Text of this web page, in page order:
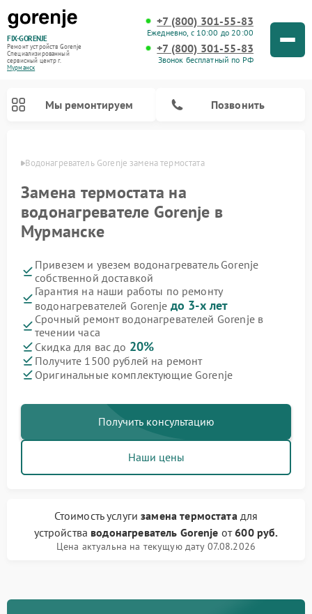
FIX-GORENJE
Ремонт устройств Gorenje
Специализированный
cервисный центр г.
Мурманск
+7 (800) 301-55-83
Ежедневно, с 10:00 до 20:00
+7 (800) 301-55-83
Звонок бесплатный по РФ
Мы ремонтируем Позвонить
Водонагреватель Gorenje замена термостата
Замена термостата на
водонагревателе Gorenje в
Мурманске
Привезем и увезем водонагреватель Gorenje
собственной доставкой
Гарантия на наши работы по ремонту
водонагревателей Gorenje до 3-х лет
Срочный ремонт водонагревателей Gorenje в
течении часа
Скидка для вас до 20%
Получите 1500 рублей на ремонт
Оригинальные комплектующие Gorenje
Получить консультацию
Наши цены
Стоимость услугизамена термостатадля
устройства водонагреватель Gorenje от600 руб.
Цена актуальна на текущую дату 07.08.2026